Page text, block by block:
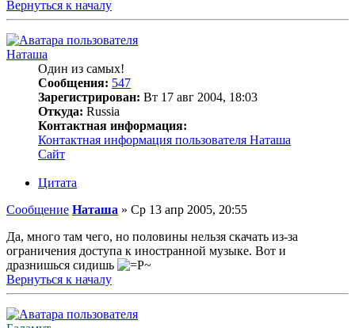
Вернуться к началу
Наташа
Один из самых!
Сообщения: 547
Зарегистрирован: Вт 17 авг 2004, 18:03
Откуда: Russia
Контактная информация:
Контактная информация пользователя Наташа
Сайт
Цитата
Сообщение Наташа » Ср 13 апр 2005, 20:55
Да, много там чего, но половины нельзя скачать из-за
ограничения доступа к иностранной музыке. Вот и
дразнишься сидишь
Вернуться к началу